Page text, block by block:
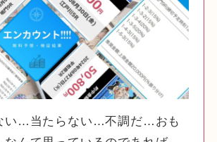
い…当たらない…不調だ…おも